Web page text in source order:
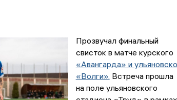
Прозвучал финальный
свисток в матче курского
«Авангарда» и
«Волги». Встреча прошла
на поле ульяновского